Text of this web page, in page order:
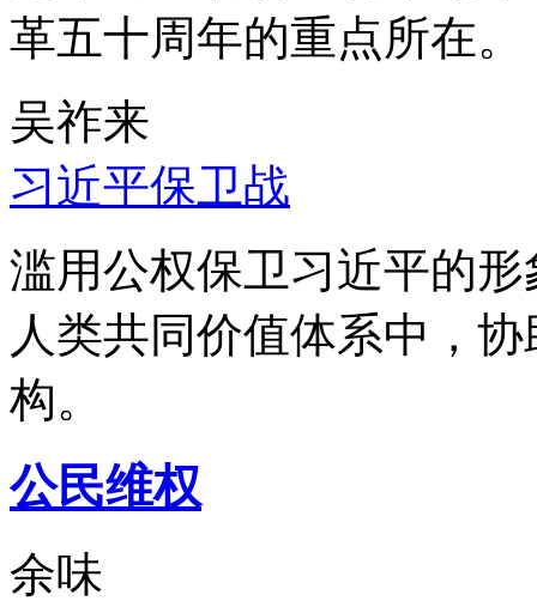
革五十周年的重点所在。
吴祚来
习近平保卫战
滥用公权保卫习近平的
人类共同价值体系中，
构。
公民维权
余味